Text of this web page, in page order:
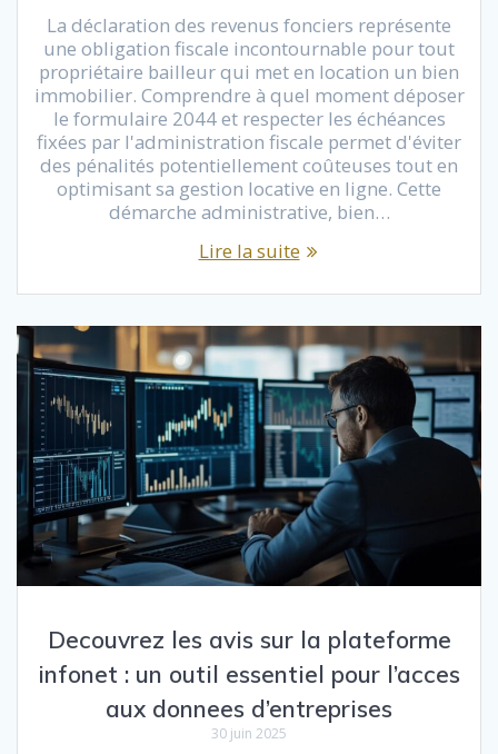
La déclaration des revenus fonciers représente
une obligation fiscale incontournable pour tout
propriétaire bailleur qui met en location un bien
immobilier. Comprendre à quel moment déposer
le formulaire 2044 et respecter les échéances
fixées par l'administration fiscale permet d'éviter
des pénalités potentiellement coûteuses tout en
optimisant sa gestion locative en ligne. Cette
démarche administrative, bien…
Lire la suite
Decouvrez les avis sur la plateforme
infonet : un outil essentiel pour l’acces
aux donnees d’entreprises
30 juin 2025